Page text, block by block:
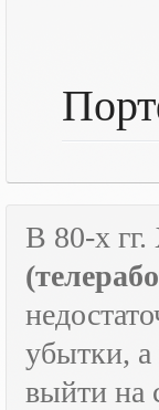
В 80-х гг.
убытки, а
выйти на